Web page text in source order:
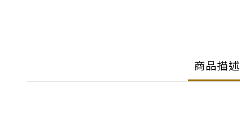
商品描述